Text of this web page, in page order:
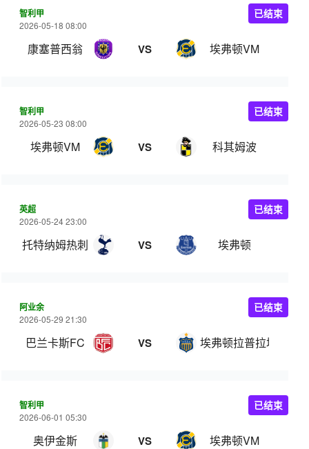
智利甲
2026-05-18 08:00
康塞普西翁 VS 埃弗顿VM
已结束
智利甲
2026-05-23 08:00
埃弗顿VM VS 科其姆波
已结束
英超
2026-05-24 23:00
托特纳姆热刺 VS 埃弗顿
已结束
阿业余
2026-05-29 21:30
巴兰卡斯FC VS 埃弗顿拉普拉塔
已结束
智利甲
2026-06-01 05:30
奥伊金斯 VS 埃弗顿VM
已结束